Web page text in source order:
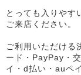
とっても入りやす
ご来店ください。
ご利用いただける
ード・PayPay・
イ・d払い・auペ